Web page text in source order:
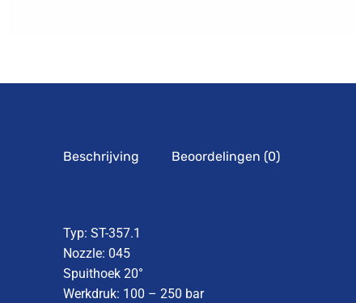
Beschrijving Beoordelingen (0)
Typ: ST-357.1
Nozzle: 045
Spuithoek 20°
Werkdruk: 100 – 250 bar